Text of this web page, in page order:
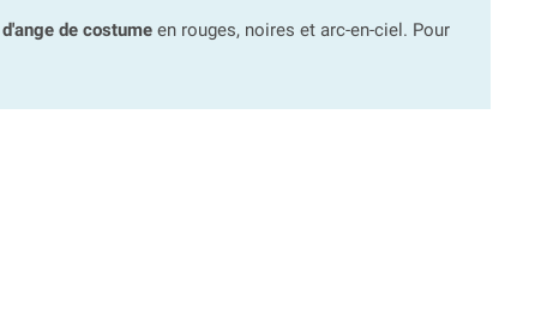
de costume en rouges, noires et arc-en-ciel. Pour